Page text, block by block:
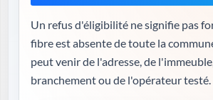
Un refus d'éligibilité ne signifie pas
fibre est absente de toute la commune. Le
peut venir de l'adresse, de
branchement ou de l'opérateur testé.